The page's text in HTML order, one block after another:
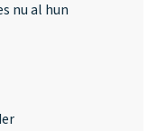
nu al hun